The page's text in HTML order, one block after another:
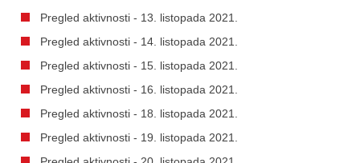
Pregled aktivnosti - 13. listopada 2021.
Pregled aktivnosti - 14. listopada 2021.
Pregled aktivnosti - 15. listopada 2021.
Pregled aktivnosti - 16. listopada 2021.
Pregled aktivnosti - 18. listopada 2021.
Pregled aktivnosti - 19. listopada 2021.